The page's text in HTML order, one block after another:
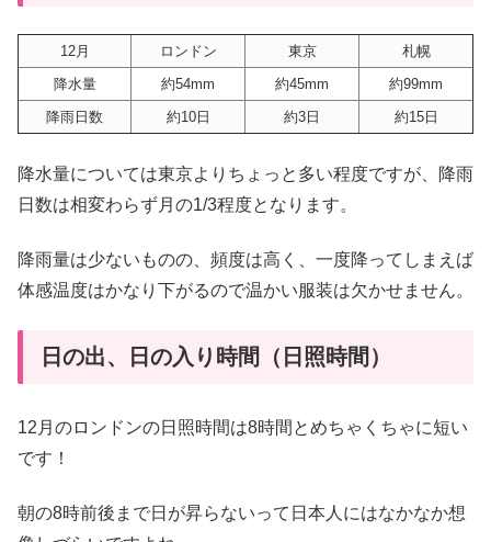
12月 ロンドン 東京
札幌
降水量
約54mm 約45mm
約99mm
降雨日数
約10日 約3日 約15日
降水量については東京よりちょっと多い程度ですが、降雨
日数は相変わらず月の1/3程度となります。
降雨量は少ないものの、頻度は高く、一度降ってしまえば
体感温度はかなり下がるので温かい服装は欠かせません。
日の出、日の入り時間（日照時間）
12月のロンドンの日照時間は8時間とめちゃくちゃに短い
です！
朝の8時前後まで日が昇らないって日本人にはなかなか想